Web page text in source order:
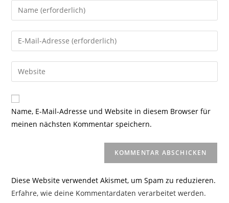
Gib
deinen
Namen
oder
zum
Kommentieren
ein
Gib
deine
E-
Mail-
zum
Kommentieren
ein
Gib
deine
Website-
URL
Name, E-Mail-Adresse und Website in diesem Browser für
meinen nächsten Kommentar speichern.
Diese Website verwendet Akismet, um Spam zu reduzieren.
Erfahre, wie deine Kommentardaten verarbeitet werden.